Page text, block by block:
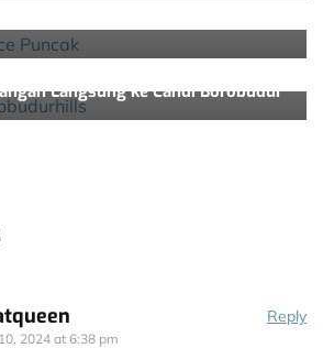
Langsung ke Candi Borobudur
2024 at 6:38 pm
Reply